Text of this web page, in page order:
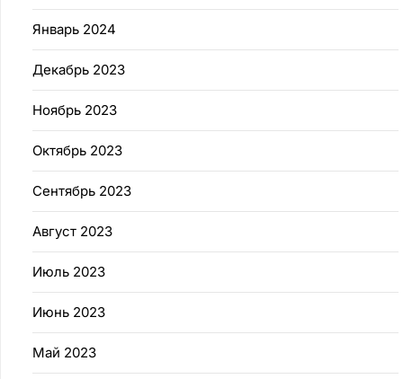
Январь 2024
Декабрь 2023
Ноябрь 2023
Октябрь 2023
Сентябрь 2023
Август 2023
Июль 2023
Июнь 2023
Май 2023